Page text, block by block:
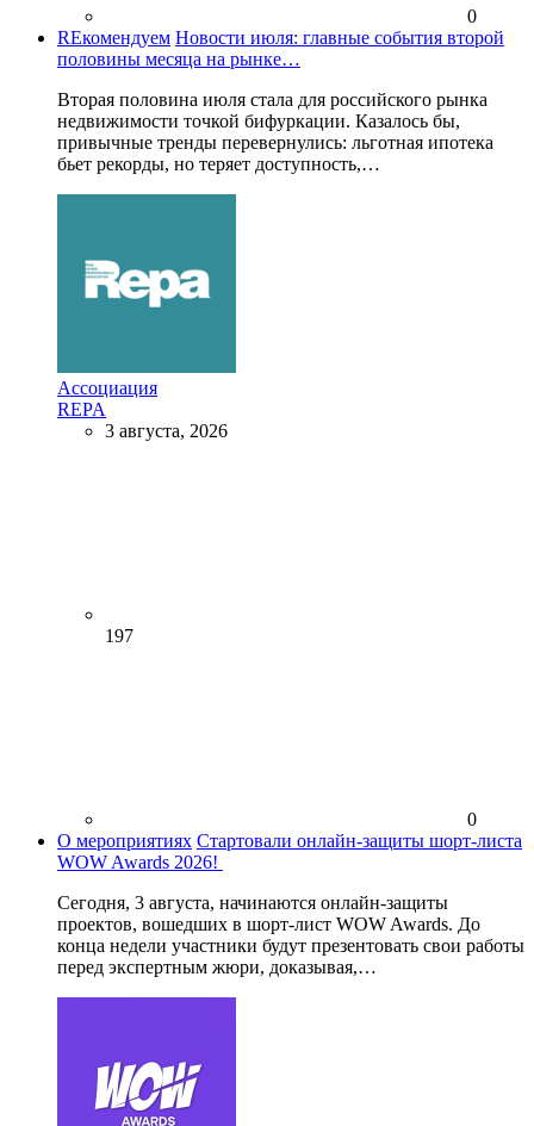
0
REкомендуем Новости июля: главные события второй
половины месяца на рынке…
Вторая половина июля стала для российского рынка
недвижимости точкой бифуркации. Казалось бы,
привычные тренды перевернулись: льготная ипотека
бьет рекорды, но теряет доступность,…
Ассоциация
REPA
3 августа, 2026
197
0
О мероприятиях Стартовали онлайн-защиты шорт-листа
WOW Awards 2026!
Сегодня, 3 августа, начинаются онлайн-защиты
проектов, вошедших в шорт-лист WOW Awards. До
конца недели участники будут презентовать свои работы
перед экспертным жюри, доказывая,…